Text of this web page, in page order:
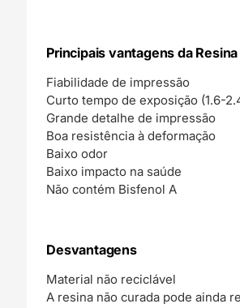
Principais vantagens da
Fiabilidade de impressão
Curto tempo de exposição (1.6-
Grande detalhe de impressão
Boa resistência à deformação
Baixo odor
Baixo impacto na saúde
Não contém Bisfenol A
Desvantagens
Material não reciclável
A resina não curada pode ainda